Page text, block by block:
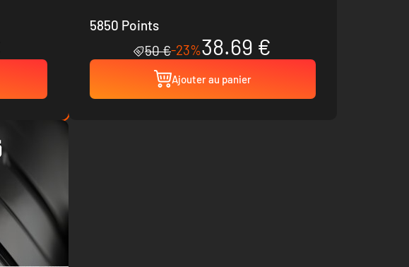
5850 Points
50 €-23%38.69 €
Ajouter au panier